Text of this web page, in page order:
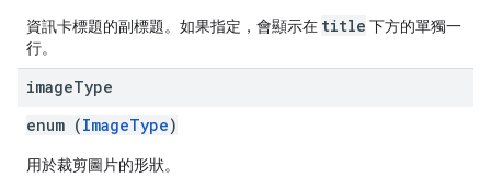
資訊卡標題的副標題。如果指定，會顯示在 title 下方的單獨一
行。
imageType
enum (ImageType)
用於裁剪圖片的形狀。